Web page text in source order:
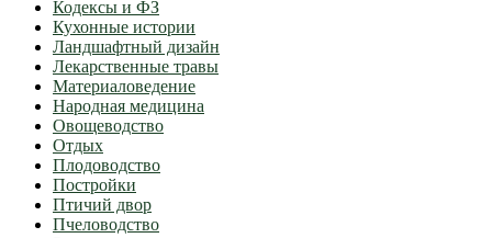
Кодексы и ФЗ
Кухонные истории
Ландшафтный дизайн
Лекарственные травы
Материаловедение
Народная медицина
Овощеводство
Отдых
Плодоводство
Постройки
Птичий двор
Пчеловодство